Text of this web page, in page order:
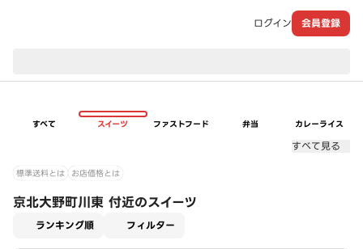
ログイン 会員登録
すべて スイーツ ファストフード 弁当 カレーライス
すべて見る
標準送料とは お店価格とは
京北大野町川東 付近のスイーツ
ランキング順 フィルター